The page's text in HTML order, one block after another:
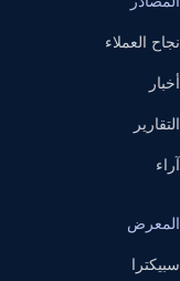
نجاح العملاء
أخبار
التقارير
آراء
المعرض
سبيكترا